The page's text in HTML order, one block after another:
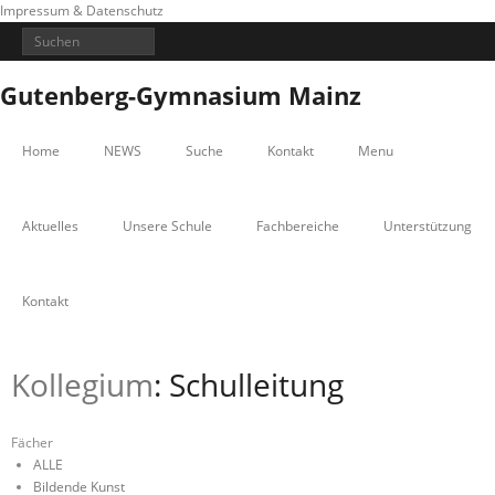
Impressum & Datenschutz
Gutenberg-Gymnasium Mainz
Home NEWS Suche Kontakt Menu
Aktuelles Unsere Schule Fachbereiche Unterstützung
Kontakt
Kollegium: Schulleitung
Fächer
ALLE
Bildende Kunst